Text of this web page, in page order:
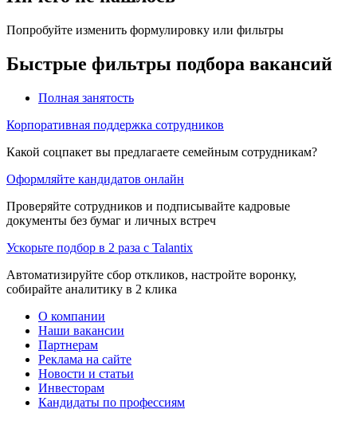
Попробуйте изменить формулировку или фильтры
Быстрые фильтры подбора вакансий
Полная занятость
Корпоративная поддержка сотрудников
Какой соцпакет вы предлагаете семейным сотрудникам?
Оформляйте кандидатов онлайн
Проверяйте сотрудников и подписывайте кадровые
документы без бумаг и личных встреч
Ускорьте подбор в 2 раза с Talantix
Автоматизируйте сбор откликов, настройте воронку,
собирайте аналитику в 2 клика
О компании
Наши вакансии
Партнерам
Реклама на сайте
Новости и статьи
Инвесторам
Кандидаты по профессиям